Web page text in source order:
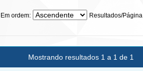
Em ordem: Resultados/Página
Mostrando resultados 1 a 1 de 1